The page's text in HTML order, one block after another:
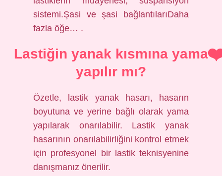
sistemi.Şasi ve şasi bağlantılarıDaha
fazla öğe… .
Lastiğin yanak kısmına yama
yapılır mı?
Özetle, lastik yanak hasarı, hasarın
boyutuna ve yerine bağlı olarak yama
yapılarak onarılabilir. Lastik yanak
hasarının onarılabilirliğini kontrol etmek
için profesyonel bir lastik teknisyenine
danışmanız önerilir.